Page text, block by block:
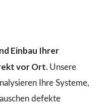
Einbau Ihrer
vor Ort. Unsere
Ihre Systeme,
defekte